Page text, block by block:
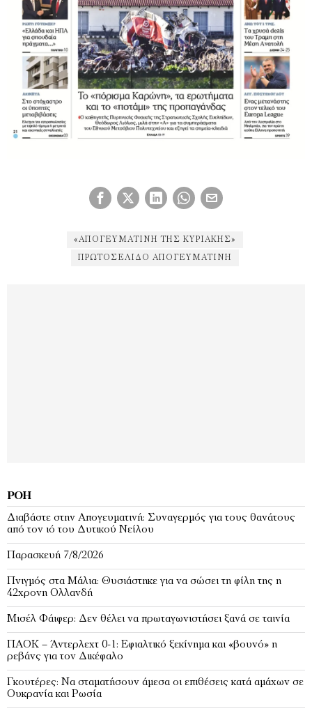
«ΑΠΟΓΕΥΜΑΤΙΝΗ ΤΗΣ ΚΥΡΙΑΚΉΣ»
ΠΡΩΤΟΣΈΛΙΔΟ ΑΠΟΓΕΥΜΑΤΙΝΉ
ΡΟΉ
Διαβάστε στην Απογευματινή: Συναγερμός για τους θανάτους
από τον ιό του Δυτικού Νείλου
Παρασκευή 7/8/2026
Πνιγμός στα Μάλια: Θυσιάστηκε για να σώσει τη φίλη της η
42χρονη Ολλανδή
Μισέλ Φάιφερ: Δεν θέλει να πρωταγωνιστήσει ξανά σε ταινία
ΠΑΟΚ – Άντερλεχτ 0-1: Εφιαλτικό ξεκίνημα και «βουνό» η
ρεβάνς για τον Δικέφαλο
Γκουτέρες: Να σταματήσουν άμεσα οι επιθέσεις κατά αμάχων σε
Ουκρανία και Ρωσία